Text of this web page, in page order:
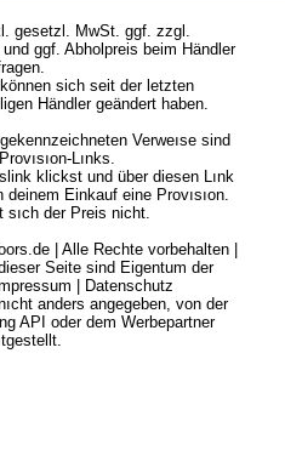
gesetzl. MwSt. ggf. zzgl.
ggf. Abholpreis beim Händler
sich seit der letzten
Händler geändert haben.
gekennzeichneten Verweıse sind
Lınks.
klickst und über diesen Lınk
Einkauf eine Provısıon.
sıch der Preis nicht.
| Alle Rechte vorbehalten |
Seite sind Eigentum der
Datenschutz
anders angegeben, von der
API oder dem Werbepartner